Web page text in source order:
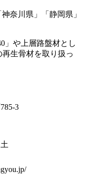
奈川県」「静岡県」
」や上層路盤材とし
生骨材を取り扱っ
3